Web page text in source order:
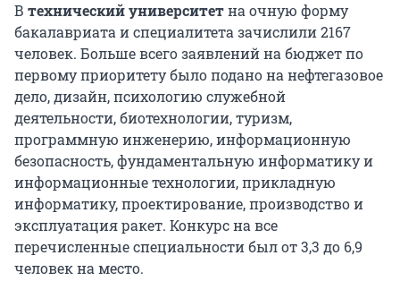
В технический университетна очную форму
бакалавриата и специалитета зачислили 2167
человек. Больше всего заявлений на бюджет по
первому приоритету было подано на нефтегазовое
дело, дизайн, психологию служебной
деятельности, биотехнологии, туризм,
программную инженерию, информационную
безопасность, фундаментальную информатику и
информационные технологии, прикладную
информатику, проектирование, производство и
эксплуатация ракет. Конкурс на все
перечисленные специальности был от 3,3 до 6,9
человек на место.